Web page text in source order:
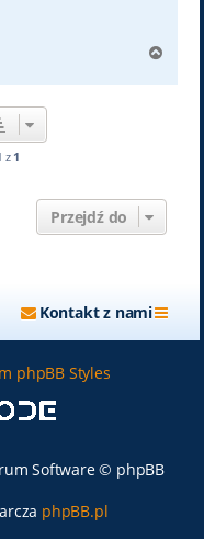
g
z 1
Przejdź do
Kontakt z nami
phpBB Styles
Software © phpBB
phpBB.pl